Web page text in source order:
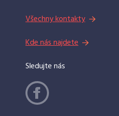
Všechny kontakty
Kde nás najdete
Sledujte nás